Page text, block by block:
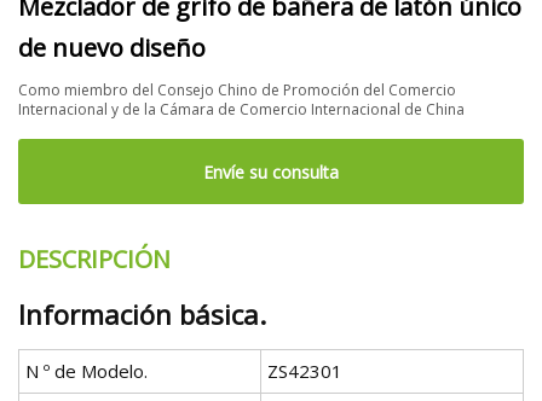
de nuevo diseño
Como miembro del Consejo Chino de Promoción del Comercio
Internacional y de la Cámara de Comercio Internacional de China
Envíe su consulta
DESCRIPCIÓN
Información básica.
N º de Modelo.
ZS42301